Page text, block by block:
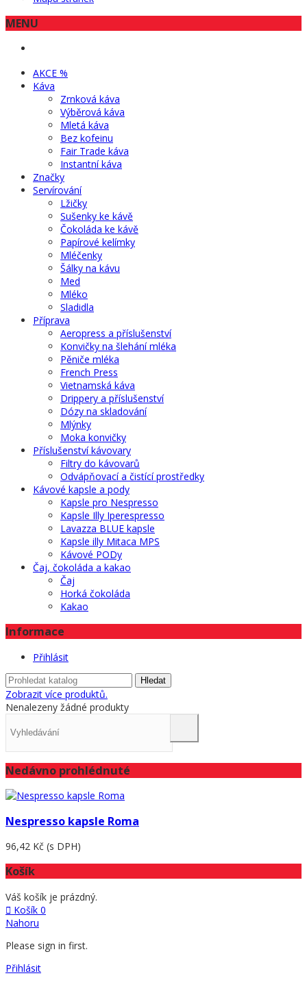
MENU
AKCE %
Káva
Zrnková káva
Výběrová káva
Mletá káva
Bez kofeinu
Fair Trade káva
Instantní káva
Značky
Servírování
Lžičky
Sušenky ke kávě
Čokoláda ke kávě
Papírové kelímky
Mléčenky
Šálky na kávu
Med
Mléko
Sladidla
Příprava
Aeropress a příslušenství
Konvičky na šlehání mléka
Pěniče mléka
French Press
Vietnamská káva
Drippery a příslušenství
Dózy na skladování
Mlýnky
Moka konvičky
Příslušenství kávovary
Filtry do kávovarů
Odvápňovací a čistící prostředky
Kávové kapsle a pody
Kapsle pro Nespresso
Kapsle Illy Iperespresso
Lavazza BLUE kapsle
Kapsle illy Mitaca MPS
Kávové PODy
Čaj, čokoláda a kakao
Čaj
Horká čokoláda
Kakao
Informace
Přihlásit
Hledat
Zobrazit více produktů.
Nenalezeny žádné produkty
Nedávno prohlédnuté
Nespresso kapsle Roma
96,42 Kč (s DPH)
Košík
Váš košík je prázdný.
Košík 0
Nahoru
Please sign in first.
Přihlásit